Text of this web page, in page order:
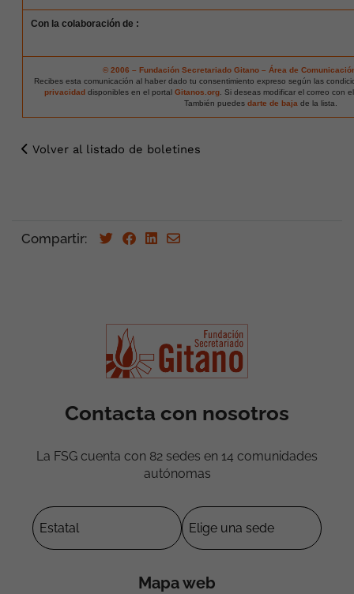
Con la colaboración de :
© 2006 – Fundación Secretariado Gitano – Área de
Recibes esta comunicación al haber dado tu consentimiento expreso según las
privacidad disponibles en el portal Gitanos.org. Si deseas modificar el correo con
También puedes darte de bajade la lista.
Volver al listado de boletines
Compartir:
Contacta con nosotros
La FSG cuenta con 82 sedes en 14 comunidades
autónomas
Mapa web